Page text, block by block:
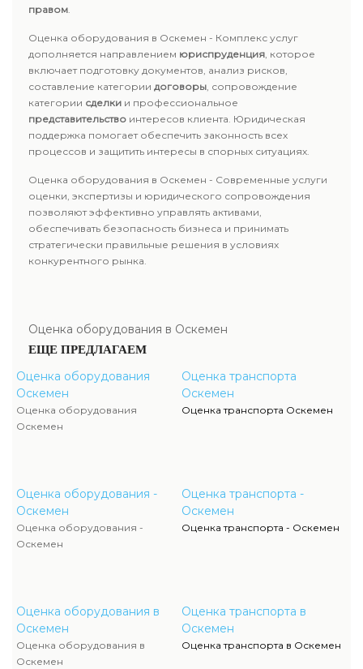
правом.
Оценка оборудования в Оскемен - Комплекс услуг
дополняется направлением юриспруденция, которое
включает подготовку документов, анализ рисков,
составление категории договоры, сопровождение
категории сделки и профессиональное
представительство интересов клиента. Юридическая
поддержка помогает обеспечить законность всех
процессов и защитить интересы в спорных ситуациях.
Оценка оборудования в Оскемен - Современные услуги
оценки, экспертизы и юридического сопровождения
позволяют эффективно управлять активами,
обеспечивать безопасность бизнеса и принимать
стратегически правильные решения в условиях
конкурентного рынка.
Оценка оборудования в Оскемен
ЕЩЕ ПРЕДЛАГАЕМ
Оценка оборудования
Оскемен
Оценка оборудования
Оскемен
Оценка оборудования -
Оскемен
Оценка оборудования -
Оскемен
Оценка оборудования в
Оскемен
Оценка оборудования в
Оскемен
Оценка транспорта
Оскемен
Оценка транспорта Оскемен
Оценка транспорта -
Оскемен
Оценка транспорта - Оскемен
Оценка транспорта в
Оскемен
Оценка транспорта в Оскемен